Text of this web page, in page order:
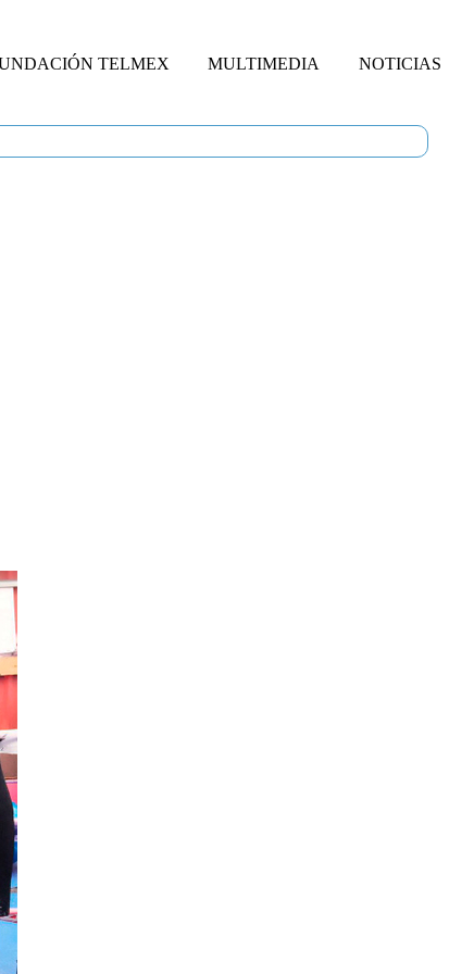
TELMEX MULTIMEDIA NOTICIAS